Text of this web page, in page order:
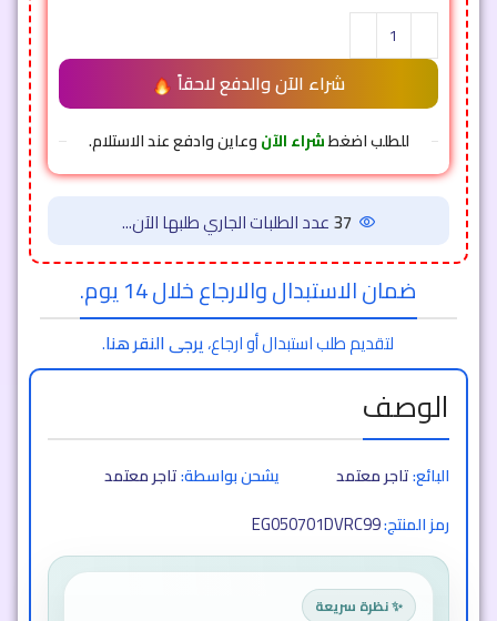
شراء الآن والدفع لاحقاً
للطلب اضغطشراء الآنوعاين وادفع عند الاستلام.
37عدد الطلبات الجاري طلبها الآن...
ضمان الاستبدال والارجاع خلال 14 يوم.
لتقديم طلب استبدال أو ارجاع،يرجى النقر هنا.
الوصف
البائع:تاجر معتمد يشحن بواسطة:تاجر معتمد
رمز المنتج:EG050701DVRC99
✨ نظرة سريعة